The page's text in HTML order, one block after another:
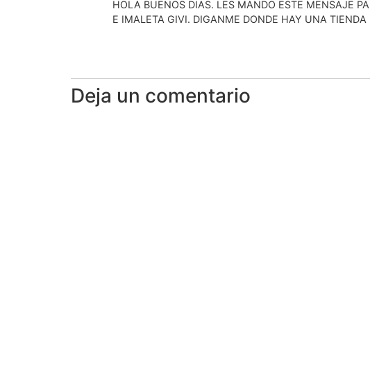
HOLA BUENOS DIAS. LES MANDO ESTE MENSAJE
E IMALETA GIVI. DIGANME DONDE HAY UNA
Deja un comentario